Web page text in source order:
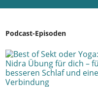
Podcast-Episoden